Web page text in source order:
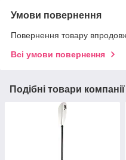
Умови повернення
Повернення товару
Всі умови повернення
Подібні товари компанії